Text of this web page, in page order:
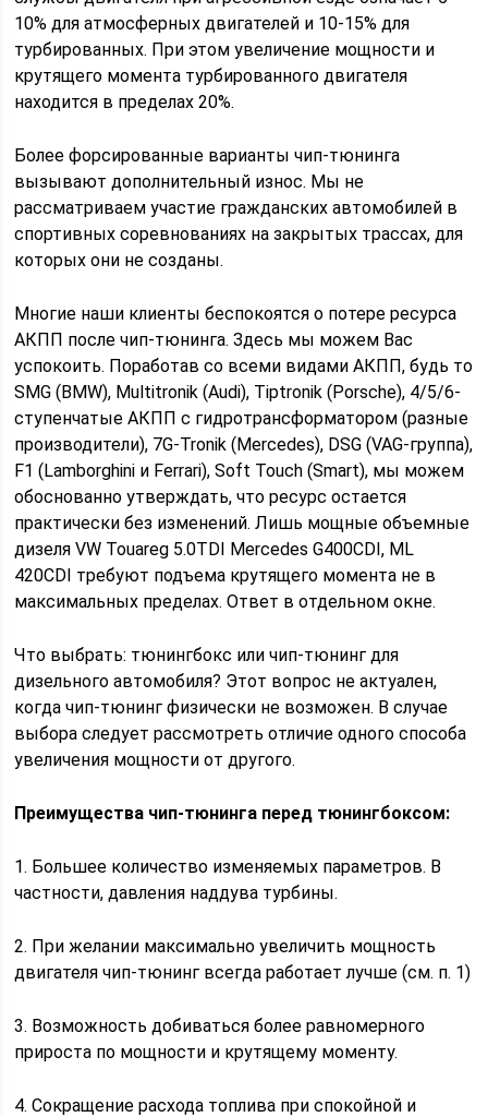
10% для атмосферных двигателей и 10-15% для
турбированных. При этом увеличение мощности и
крутящего момента турбированного двигателя
находится в пределах 20%.
Более форсированные варианты чип-тюнинга
вызывают дополнительный износ. Мы не
рассматриваем участие гражданских автомобилей в
спортивных соревнованиях на закрытых трассах, для
которых они не созданы.
Многие наши клиенты беспокоятся о потере ресурса
АКПП после чип-тюнинга. Здесь мы можем Вас
успокоить. Поработав со всеми видами АКПП, будь то
SMG (BMW), Multitronik (Audi), Tiptronik (Porsche), 4/5/6-
ступенчатые АКПП с гидротрансформатором (разные
производители), 7G-Tronik (Mercedes), DSG (VAG-группа),
F1 (Lamborghini и Ferrari), Soft Touch (Smart), мы можем
обоснованно утверждать, что ресурс остается
практически без изменений. Лишь мощные объемные
дизеля VW Touareg 5.0TDI Mercedes G400CDI, ML
420CDI требуют подъема крутящего момента не в
максимальных пределах. Ответ в отдельном окне.
Что выбрать: тюнингбокс или чип-тюнинг для
дизельного автомобиля? Этот вопрос не актуален,
когда чип-тюнинг физически не возможен. В случае
выбора следует рассмотреть отличие одного способа
увеличения мощности от другого.
Преимущества чип-тюнинга перед тюнингбоксом:
1. Большее количество изменяемых параметров. В
частности, давления наддува турбины.
2. При желании максимально увеличить мощность
двигателя чип-тюнинг всегда работает лучше (см. п. 1)
3. Возможность добиваться более равномерного
прироста по мощности и крутящему моменту.
4. Сокращение расхода топлива при спокойной и